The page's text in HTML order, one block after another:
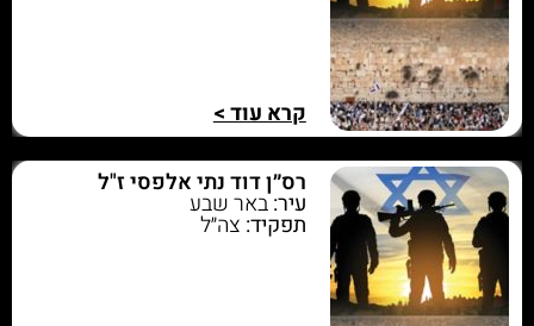
קרא עוד >
רס״ן דוד נתי אלפסי ז"ל
עיר:באר שבע
תפקיד: צה״ל